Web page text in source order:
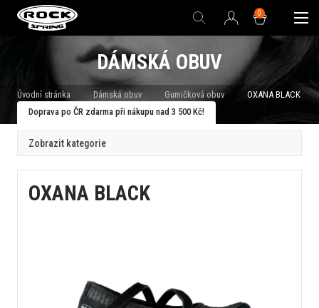
0
DÁMSKÁ OBUV
Úvodní stránka Dámská obuv Gumičková obuv
OXANA BLACK
Doprava po ČR zdarma při nákupu nad 3 500 Kč!
OXANA BLACK
Zobrazit kategorie